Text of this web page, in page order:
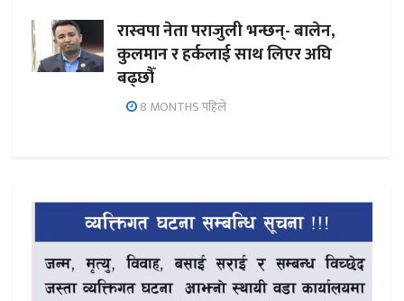
रास्वपा नेता पराजुली भन्छन्- बालेन,
कुलमान र हर्कलाई साथ लिएर अघि
बढ्छौँ
8 MONTHS पहिले